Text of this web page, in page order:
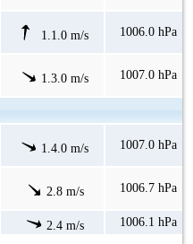
1.1.0 m/s 1006.0 hPa
1.3.0 m/s 1007.0 hPa
1.4.0 m/s 1007.0 hPa
2.8 m/s 1006.7 hPa
2.4 m/s 1006.1 hPa